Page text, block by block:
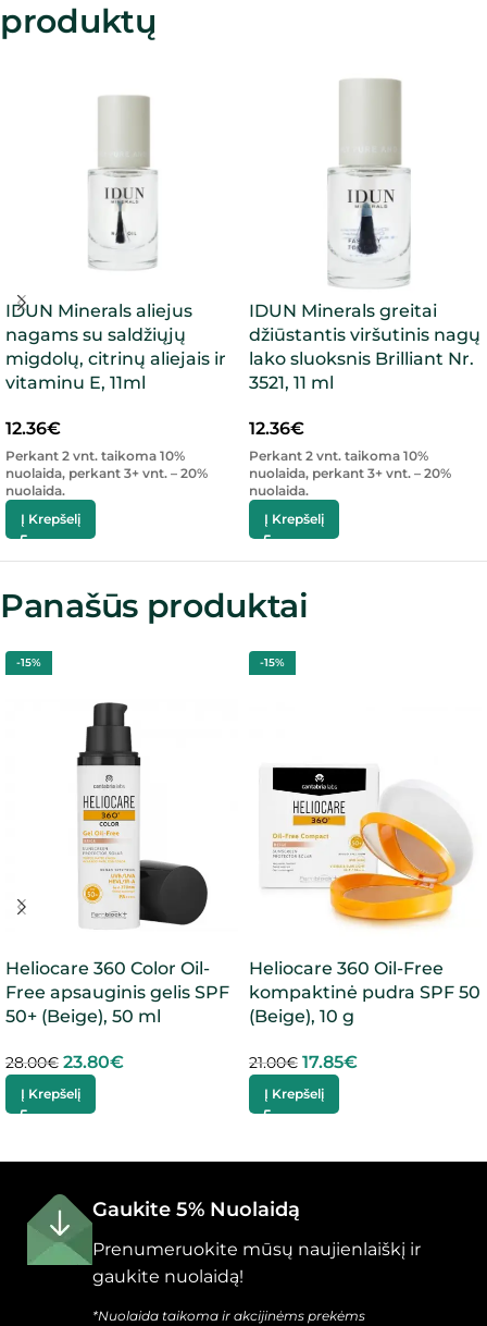
produktų
IDUN Minerals aliejus
nagams su saldžiųjų
migdolų, citrinų aliejais ir
vitaminu E, 11ml
12.36€
Perkant 2 vnt. taikoma 10%
nuolaida, perkant 3+ vnt. – 20%
nuolaida.
Į Krepšelį
IDUN Minerals greitai
džiūstantis viršutinis nagų
lako sluoksnis Brilliant Nr.
3521, 11 ml
12.36€
Perkant 2 vnt. taikoma 10%
nuolaida, perkant 3+ vnt. – 20%
nuolaida.
Į Krepšelį
Panašūs produktai
-15%
Heliocare 360 Color Oil-
Free apsauginis gelis SPF
50+ (Beige), 50 ml
28.00€ 23.80€
Į Krepšelį
-15%
Heliocare 360 Oil-Free
kompaktinė pudra SPF 50
(Beige), 10 g
21.00€ 17.85€
Į Krepšelį
Gaukite 5% Nuolaidą
Prenumeruokite mūsų naujienlaiškį ir
gaukite nuolaidą!
*Nuolaida taikoma ir akcijinėms prekėms